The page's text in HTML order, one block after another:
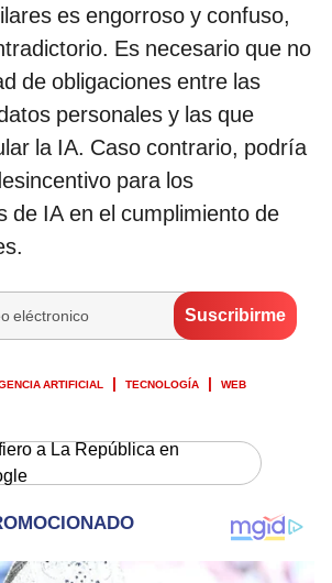
es engorroso y confuso,
Es necesario que no
de obligaciones entre las
personales y las que
la IA. Caso contrario, podría
para los
de IA en el cumplimiento de
ARTIFICIAL TECNOLOGÍA
WEB
a La República en